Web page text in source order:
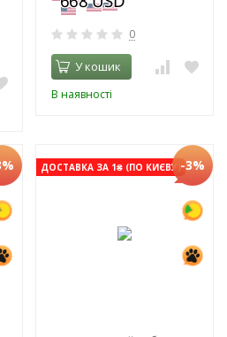
0
У кошик
В наявності
ДОСТАВКА ЗА 1₴ (ПО КИЄВУ)-3%